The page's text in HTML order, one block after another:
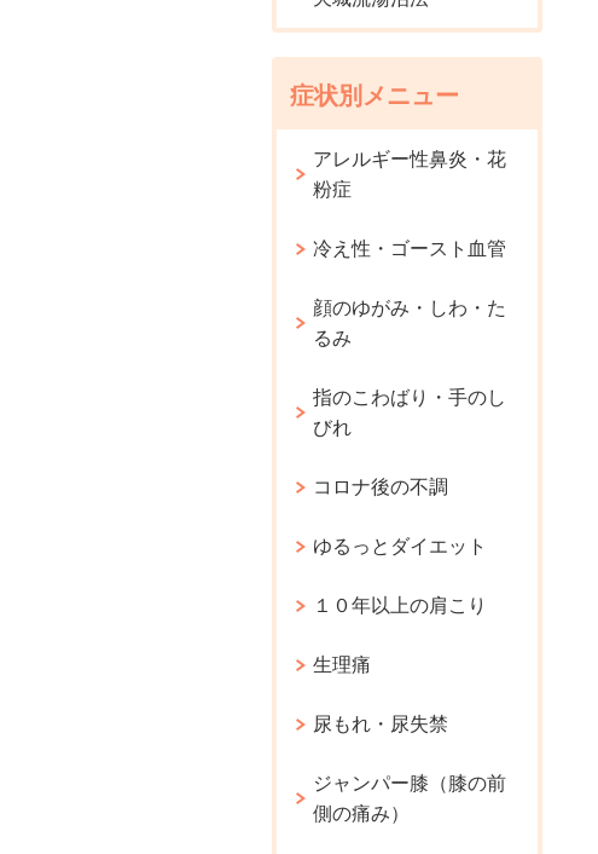
症状別メニュー
アレルギー性鼻炎・花
粉症
冷え性・ゴースト血管
顔のゆがみ・しわ・た
るみ
指のこわばり・手のし
びれ
コロナ後の不調
ゆるっとダイエット
１０年以上の肩こり
生理痛
尿もれ・尿失禁
ジャンパー膝（膝の前
側の痛み）